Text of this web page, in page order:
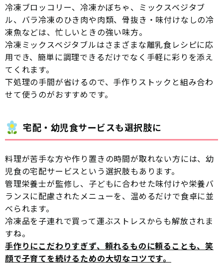
冷凍ブロッコリー、冷凍かぼちゃ、ミックスベジタブ
ル、バラ冷凍のひき肉や肉類、骨抜き・味付けなしの冷
凍魚などは、忙しいときの強い味方。
冷凍ミックスベジタブルはさまざまな離乳食レシピに応
用でき、簡単に調理できるだけでなく手軽に彩りを添え
てくれます。
下処理の手間が省けるので、手作りストックと組み合わ
せて使うのがおすすめです。
宅配・幼児食サービスも選択肢に
料理が苦手な方や作り置きの時間が取れない方には、幼
児食の宅配サービスという選択肢もあります。
管理栄養士が監修し、子どもに合わせた味付けや栄養バ
ランスに配慮されたメニューを、温めるだけで食卓に並
べられます。
冷凍品を子連れで買って運ぶストレスからも解放されま
すね。
手作りにこだわりすぎず、頼れるものに頼ることも、笑
顔で子育てを続けるための大切なコツです。